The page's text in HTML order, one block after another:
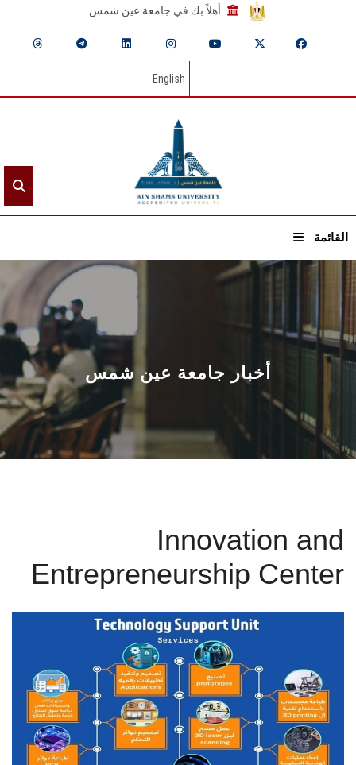
أهلاً بك في جامعة عين شمس
English
القائمة
الرئيسيـة
عن الجامعة
القطاعـات
الشئون الأكاديمية
البحث العلمي
الأنظمة الذكية
تواصل معنا
الطلاب
أخبار جامعة عين شمس
Innovation and
Entrepreneurship Center